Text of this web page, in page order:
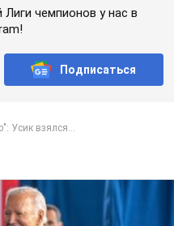
чемпионов у нас в
Подписаться
Усик взялся...